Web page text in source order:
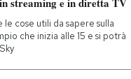
cose utili da sapere sulla
che inizia alle 15 e si potrà